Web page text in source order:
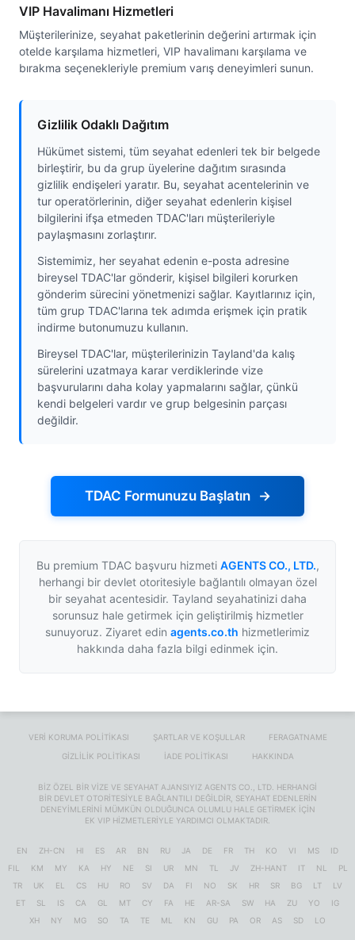
VIP Havalimanı Hizmetleri
Müşterilerinize, seyahat paketlerinin değerini artırmak için
otelde karşılama hizmetleri, VIP havalimanı karşılama ve
bırakma seçenekleriyle premium varış deneyimleri sunun.
Gizlilik Odaklı Dağıtım
Hükümet sistemi, tüm seyahat edenleri tek bir belgede
birleştirir, bu da grup üyelerine dağıtım sırasında
gizlilik endişeleri yaratır. Bu, seyahat acentelerinin ve
tur operatörlerinin, diğer seyahat edenlerin kişisel
bilgilerini ifşa etmeden TDAC'ları müşterileriyle
paylaşmasını zorlaştırır.
Sistemimiz, her seyahat edenin e-posta adresine
bireysel TDAC'lar gönderir, kişisel bilgileri korurken
gönderim sürecini yönetmenizi sağlar. Kayıtlarınız için,
tüm grup TDAC'larına tek adımda erişmek için pratik
indirme butonumuzu kullanın.
Bireysel TDAC'lar, müşterilerinizin Tayland'da kalış
sürelerini uzatmaya karar verdiklerinde vize
başvurularını daha kolay yapmalarını sağlar, çünkü
kendi belgeleri vardır ve grup belgesinin parçası
değildir.
TDAC Formunuzu Başlatın
Bu premium TDAC başvuru hizmeti AGENTS CO., LTD.,
herhangi bir devlet otoritesiyle bağlantılı olmayan özel
bir seyahat acentesidir. Tayland seyahatinizi daha
sorunsuz hale getirmek için geliştirilmiş hizmetler
sunuyoruz. Ziyaret edin agents.co.th hizmetlerimiz
hakkında daha fazla bilgi edinmek için.
VERI KORUMA POLITIKASI ŞARTLAR VE KOŞULLAR
FERAGATNAME
GIZLILIK POLITIKASI
İADE POLITIKASI HAKKINDA
BIZ ÖZEL BIR VIZE VE SEYAHAT AJANSIYIZ AGENTS CO., LTD. HERHANGI
BIR DEVLET OTORITESIYLE BAĞLANTILI DEĞILDIR, SEYAHAT EDENLERIN
DENEYIMLERINI MÜMKÜN OLDUĞUNCA OLUMLU HALE GETIRMEK IÇIN
EK VIP HIZMETLERIYLE YARDIMCI OLMAKTADIR.
EN ZH-CN HI ES AR BN RU JA DE FR TH KO VI MS
ID
FIL
KM MY KA HY NE SI UR MN TL JV ZH-HANT IT NL
PL
TR
UK EL CS HU RO SV DA FI NO SK HR SR BG LT
LV
ET
SL IS CA GL MT CY FA HE AR-SA SW HA ZU YO
IG
XH
NY MG SO TA TE ML KN GU PA OR AS SD LO